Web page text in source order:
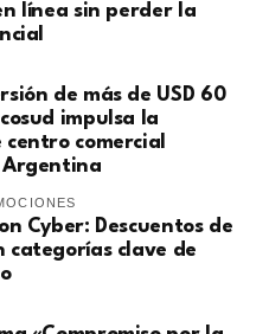
línea sin perder la
de más de USD 60
impulsa la
comercial
Argentina
Cyber: Descuentos de
categorías clave de